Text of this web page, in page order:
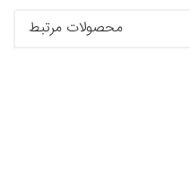
محصولات مرتبط